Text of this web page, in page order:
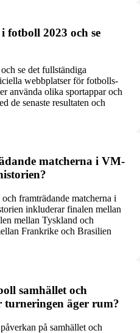
2023 och se
se det fullständiga
webbplatser för fotbolls-
använda olika sportappar och
de senaste resultaten och
matcherna i VM-
framträdande matcherna i
inkluderar finalen mellan
mellan Tyskland och
Frankrike och Brasilien
samhället och
äger rum?
på samhället och